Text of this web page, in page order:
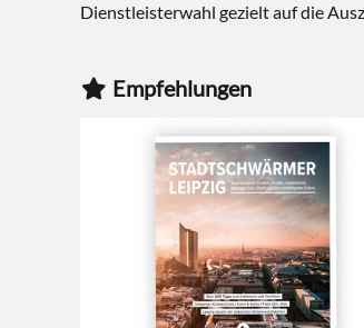
Dienstleisterwahl gezielt auf die
Empfehlungen